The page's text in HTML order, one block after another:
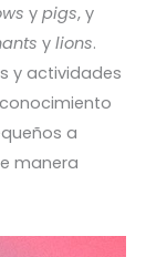
y pigs, y
y lions.
y actividades
a
manera